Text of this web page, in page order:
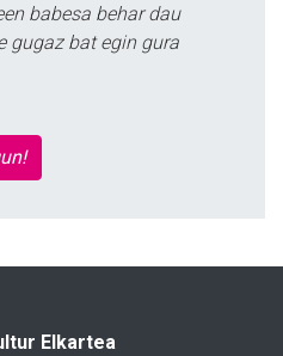
babesa behar dau
gugaz bat egin gura
Elkartea